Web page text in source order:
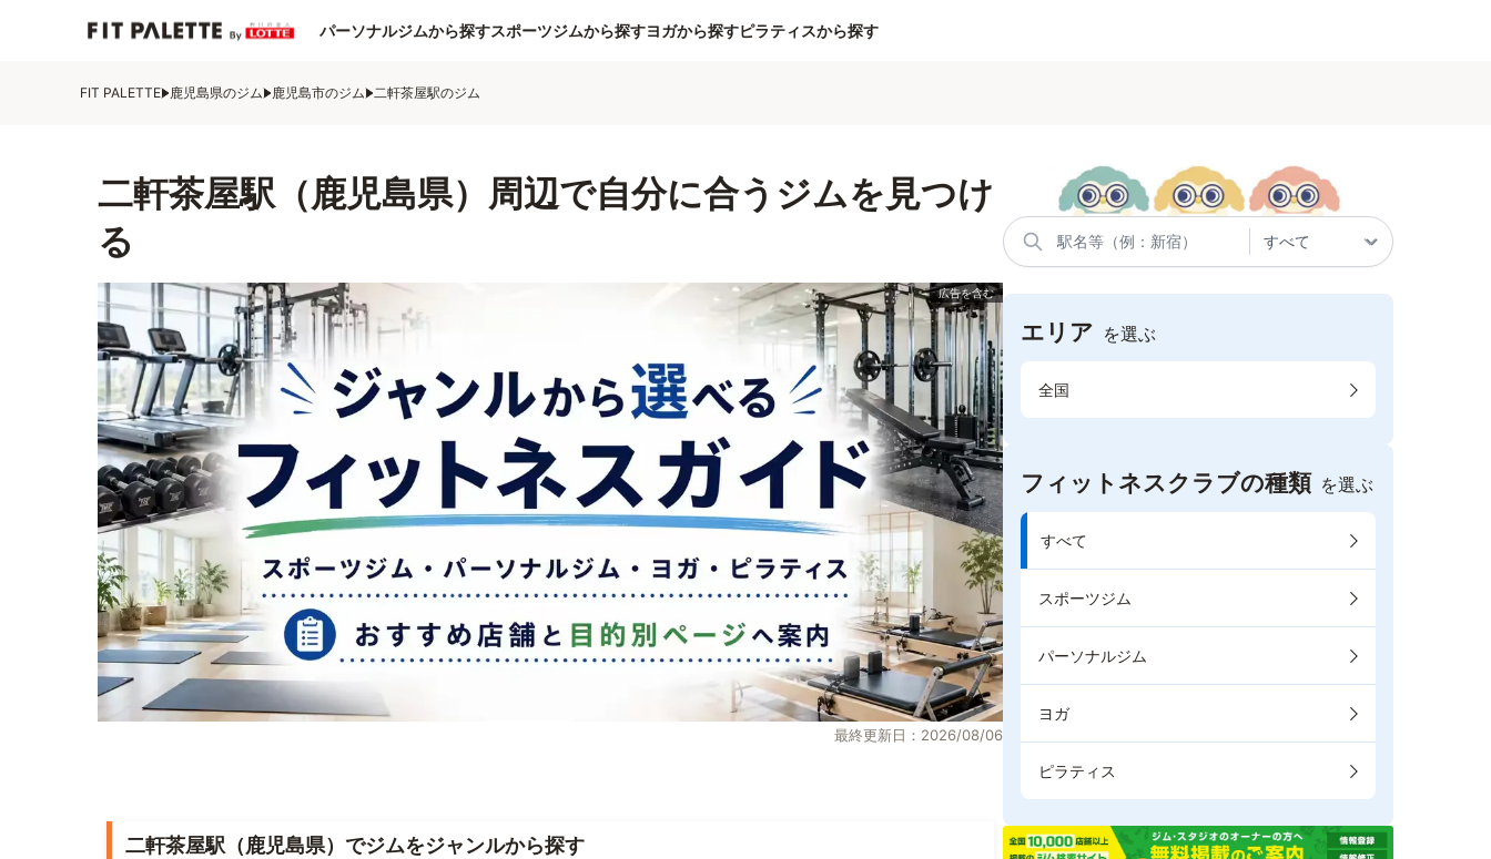
パーソナルジムから探すスポーツジムから探すヨガから探すピラティスから探す
FIT PALETTE 鹿児島県のジム 鹿児島市のジム 二軒茶屋駅のジム
二軒茶屋駅（鹿児島県）周辺で自分に合うジムを見つけ
る
最終更新日：2026/08/06
二軒茶屋駅（鹿児島県）でジムをジャンルから探す
エリア を選ぶ
全国
フィットネスクラブの種類 を選ぶ
すべて
スポーツジム
パーソナルジム
ヨガ
ピラティス